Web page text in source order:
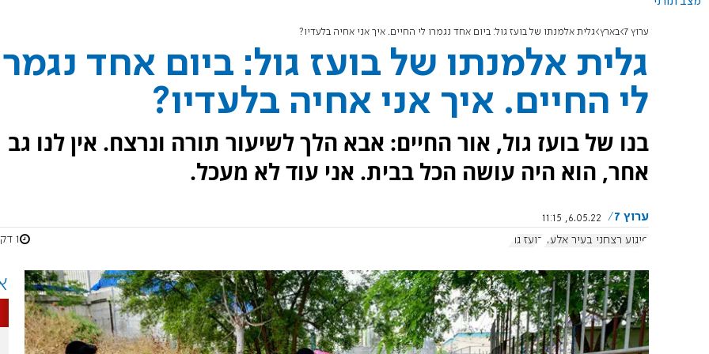
ערוץ 7 בארץ גלית אלמנתו של בועז גול: ביום אחד נגמרו לי החיים. איך אני אחיה בלעדיו?
גלית אלמנתו של בועז גול: ביום אחד
לי החיים. איך אני אחיה בלעדיו?
בנו של בועז גול, אור החיים: אבא הלך לשיעור תורה ונרצח. אין לנו גב
אחר, הוא היה עושה הכל בבית. אני עוד לא מעכל.
ערוץ 7
6.05.22, 11:15
פיגוע רצחני בעיר אלעד בועז גול 1 דקות